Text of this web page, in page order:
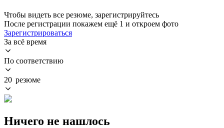
Чтобы видеть все резюме, зарегистрируйтесь
После регистрации покажем ещё 1 и откроем фото
Зарегистрироваться
За всё время
По соответствию
20 резюме
Ничего не нашлось